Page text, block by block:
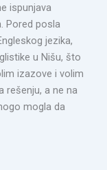
ispunjava
Pored posla
jezika,
u Nišu, što
izazove i volim
rešenju, a ne na
mogla da